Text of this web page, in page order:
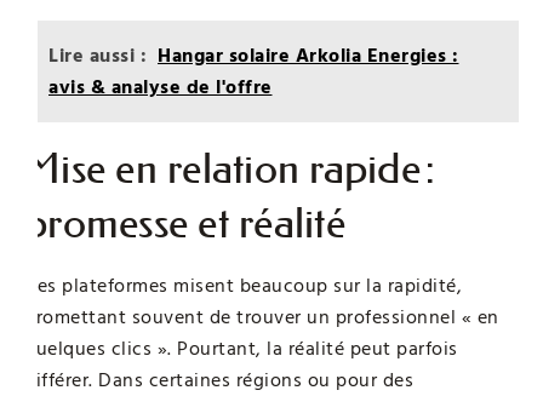
Lire aussi : Hangar solaire Arkolia Energies :
avis & analyse de l'offre
Mise en relation rapide :
promesse et réalité
Ces plateformes misent beaucoup sur la rapidité,
promettant souvent de trouver un professionnel « en
quelques clics ». Pourtant, la réalité peut parfois
différer. Dans certaines régions ou pour des